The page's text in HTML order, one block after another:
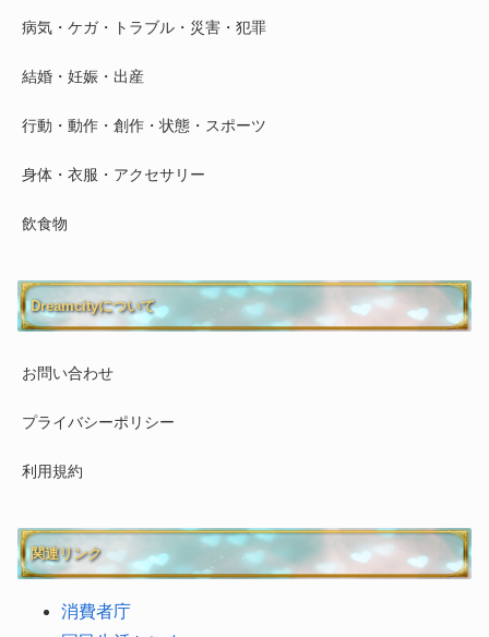
病気・ケガ・トラブル・災害・犯罪
結婚・妊娠・出産
行動・動作・創作・状態・スポーツ
身体・衣服・アクセサリー
飲食物
Dreamcityについて
お問い合わせ
プライバシーポリシー
利用規約
関連リンク
消費者庁